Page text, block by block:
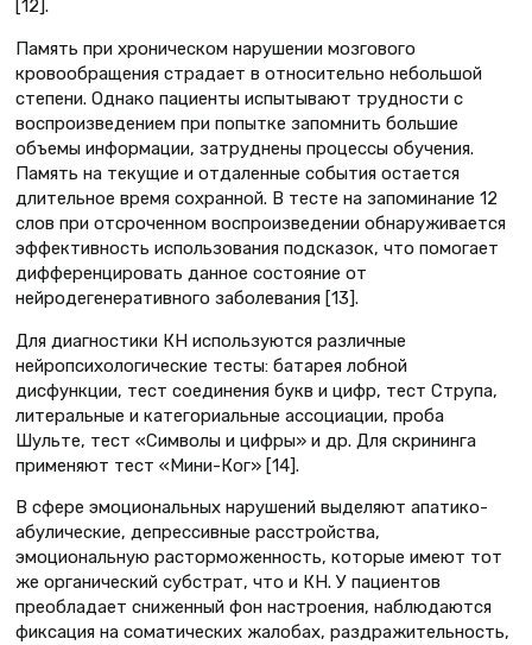
[12].
Память при хроническом нарушении мозгового
кровообращения страдает в относительно небольшой
степени. Однако пациенты испытывают трудности с
воспроизведением при попытке запомнить большие
объемы информации, затруднены процессы обучения.
Память на текущие и отдаленные события остается
длительное время сохранной. В тесте на запоминание 12
слов при отсроченном воспроизведении обнаруживается
эффективность использования подсказок, что помогает
дифференцировать данное состояние от
нейродегенеративного заболевания [13].
Для диагностики КН используются различные
нейропсихологические тесты: батарея лобной
дисфункции, тест соединения букв и цифр, тест Струпа,
литеральные и категориальные ассоциации, проба
Шульте, тест «Символы и цифры» и др. Для скрининга
применяют тест «Мини-Ког» [14].
В сфере эмоциональных нарушений выделяют апатико-
абулические, депрессивные расстройства,
эмоциональную расторможенность, которые имеют тот
же органический субстрат, что и КН. У пациентов
преобладает сниженный фон настроения, наблюдаются
фиксация на соматических жалобах, раздражительность,